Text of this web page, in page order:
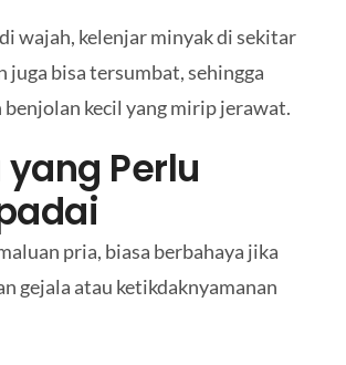
wajah, kelenjar minyak di sekitar
juga bisa tersumbat, sehingga
kecil yang mirip jerawat.
Perlu
pria, biasa berbahaya jika
gejala atau ketikdaknyamanan